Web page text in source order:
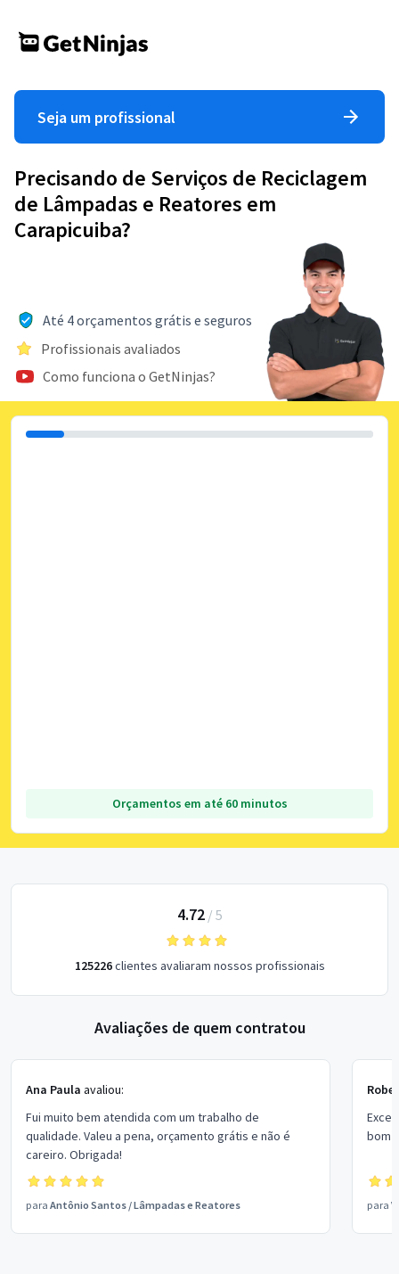
Seja um profissional
Precisando de Serviços de Reciclagem
de Lâmpadas e Reatores em
Carapicuiba?
Até 4 orçamentos grátis e seguros
Profissionais avaliados
Como funciona o GetNinjas?
Orçamentos em até 60 minutos
4.72/ 5
125226clientes avaliaram nossos profissionais
Avaliações de quem contratou
Ana Paula avaliou:
Fui muito bem atendida com um trabalho de
qualidade. Valeu a pena, orçamento grátis e não é
careiro. Obrigada!
para Antônio Santos /Lâmpadas e Reatores
bom
para